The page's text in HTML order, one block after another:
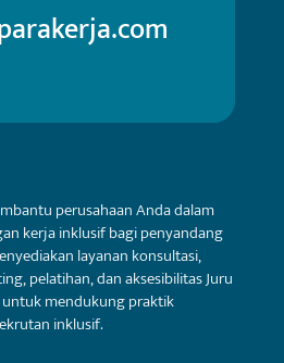
perusahaan Anda dalam
kerja inklusif bagi penyandang
layanan konsultasi,
pelatihan, dan aksesibilitas Juru
untuk mendukung praktik
inklusif.